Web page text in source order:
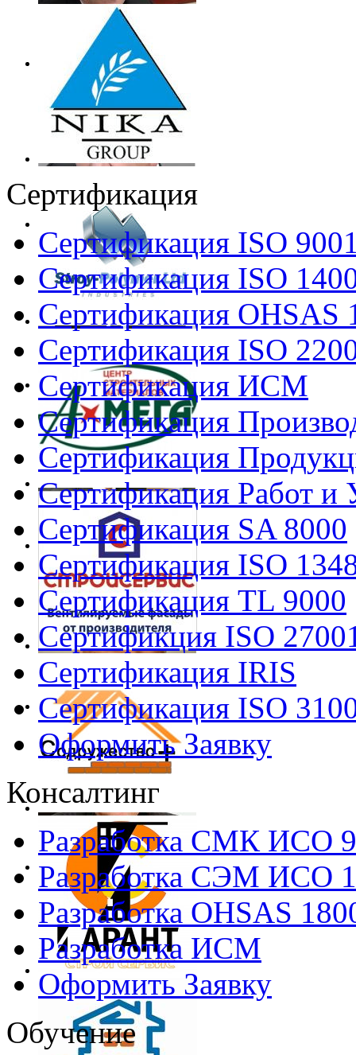
Сертификация
Сертификация ISO
Сертификация ISO
Сертификация OHSAS
Сертификация ISO
Сертификация ИСМ
Сертификация
Сертификация
Сертификация Работ и
Сертификация SA 8000
Сертификация ISO
Сертификация TL 9000
Сертификция ISO
Сертификация IRIS
Сертификация ISO
Оформить Заявку
Консалтинг
Разработка СМК ИСО
Разработка СЭМ ИСО
Разработка OHSAS
Разработка ИСМ
Оформить Заявку
Обучение